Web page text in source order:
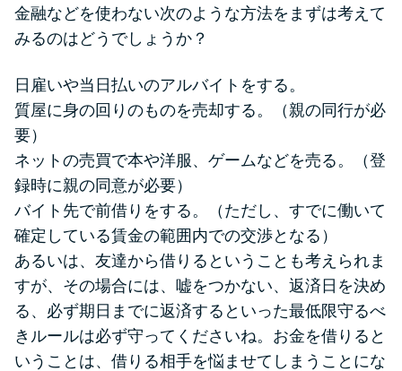
金融などを使わない次のような方法をまずは考えて
みるのはどうでしょうか？
日雇いや当日払いのアルバイトをする。
質屋に身の回りのものを売却する。（親の同行が必
要）
ネットの売買で本や洋服、ゲームなどを売る。（登
録時に親の同意が必要）
バイト先で前借りをする。（ただし、すでに働いて
確定している賃金の範囲内での交渉となる）
あるいは、友達から借りるということも考えられま
すが、その場合には、嘘をつかない、返済日を決め
る、必ず期日までに返済するといった最低限守るべ
きルールは必ず守ってくださいね。お金を借りると
いうことは、借りる相手を悩ませてしまうことにな